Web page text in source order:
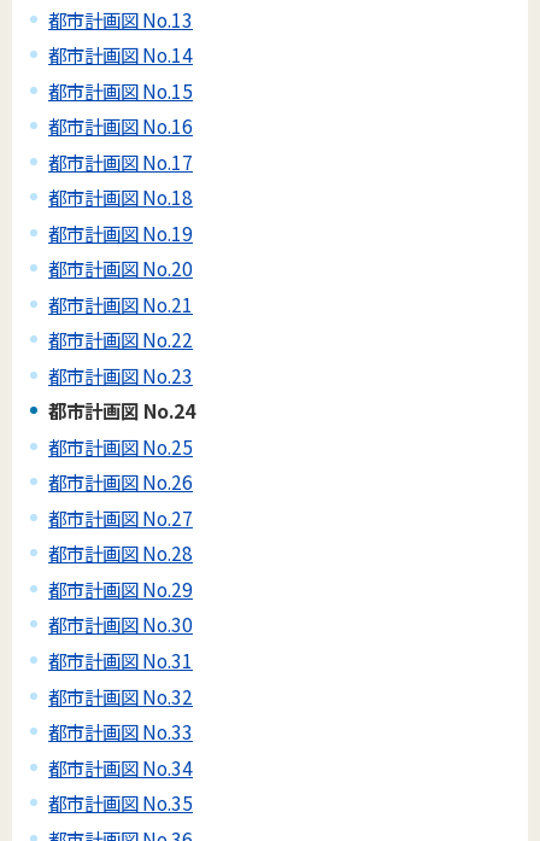
都市計画図 No.13
都市計画図 No.14
都市計画図 No.15
都市計画図 No.16
都市計画図 No.17
都市計画図 No.18
都市計画図 No.19
都市計画図 No.20
都市計画図 No.21
都市計画図 No.22
都市計画図 No.23
都市計画図 No.24
都市計画図 No.25
都市計画図 No.26
都市計画図 No.27
都市計画図 No.28
都市計画図 No.29
都市計画図 No.30
都市計画図 No.31
都市計画図 No.32
都市計画図 No.33
都市計画図 No.34
都市計画図 No.35